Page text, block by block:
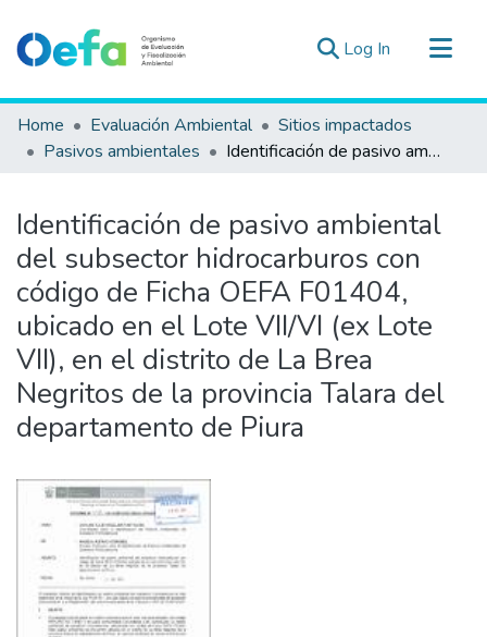
Log In (current)
Communities & Collections
All of DSpace
Estad. Externas
Guias ▾
Home Evaluación Ambiental
Sitios impactados
Pasivos ambientales
Identificación de pasivo ambiental del subsector hidrocarburos con código de Ficha OEFA F01404, ubicado en el Lote VII/VI (ex Lote VII), en el distrito de La Brea Negritos de la provincia Talara del departamento de Piura
Identificación de pasivo ambiental
del subsector hidrocarburos con
código de Ficha OEFA F01404,
ubicado en el Lote VII/VI (ex Lote
VII), en el distrito de La Brea
Negritos de la provincia Talara del
departamento de Piura